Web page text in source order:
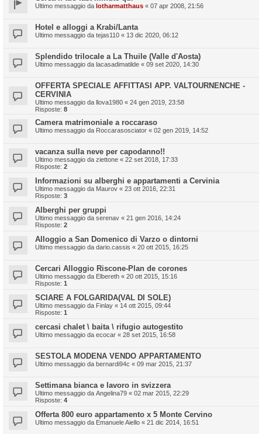
Ultimo messaggio da lotharmatthaus « 07 apr 2008, 21:56
Hotel e alloggi a Krabi/Lanta
Ultimo messaggio da tejas110 « 13 dic 2020, 06:12
Splendido trilocale a La Thuile (Valle d'Aosta)
Ultimo messaggio da lacasadimatilde « 09 set 2020, 14:30
OFFERTA SPECIALE AFFITTASI APP. VALTOURNENCHE -
CERVINIA
Ultimo messaggio da llova1980 « 24 gen 2019, 23:58
Risposte: 8
Camera matrimoniale a roccaraso
Ultimo messaggio da Roccarasosciator « 02 gen 2019, 14:52
vacanza sulla neve per capodanno!!
Ultimo messaggio da ziettone « 22 set 2018, 17:33
Risposte: 2
Informazioni su alberghi e appartamenti a Cervinia
Ultimo messaggio da Maurov « 23 ott 2016, 22:31
Risposte: 3
Alberghi per gruppi
Ultimo messaggio da serenav « 21 gen 2016, 14:24
Risposte: 2
Alloggio a San Domenico di Varzo o dintorni
Ultimo messaggio da dario.cassis « 20 ott 2015, 16:25
Cercari Alloggio Riscone-Plan de corones
Ultimo messaggio da Elbereth « 20 ott 2015, 15:16
Risposte: 1
SCIARE A FOLGARIDA(VAL DI SOLE)
Ultimo messaggio da Finlay « 14 ott 2015, 09:44
Risposte: 1
cercasi chalet \ baita \ rifugio autogestito
Ultimo messaggio da ecocar « 28 set 2015, 16:58
SESTOLA MODENA VENDO APPARTAMENTO
Ultimo messaggio da bernardi94c « 09 mar 2015, 21:37
Settimana bianca e lavoro in svizzera
Ultimo messaggio da Angelina79 « 02 mar 2015, 22:29
Risposte: 4
Offerta 800 euro appartamento x 5 Monte Cervino
Ultimo messaggio da Emanuele Aiello « 21 dic 2014, 16:51